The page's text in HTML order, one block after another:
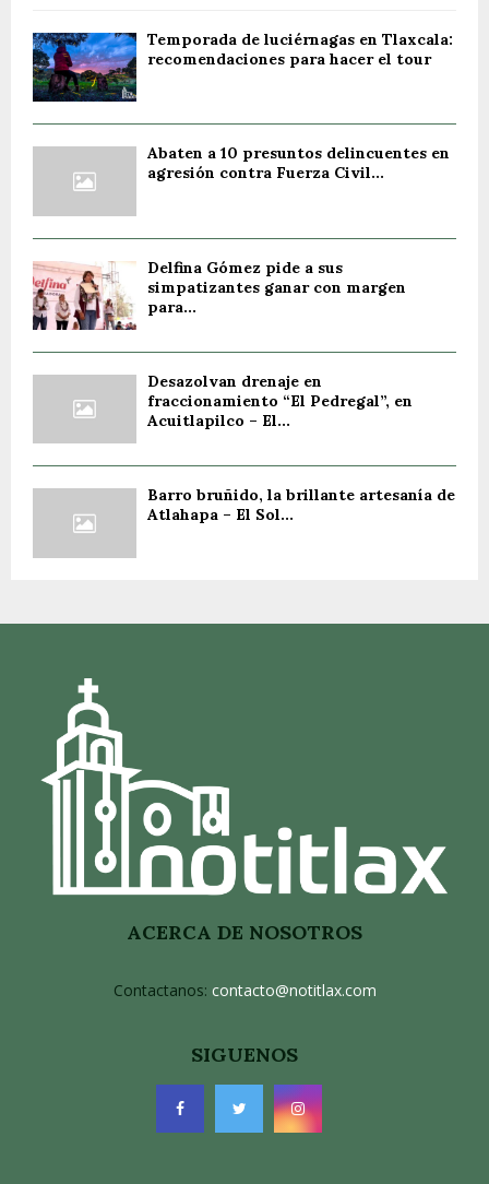
Temporada de luciérnagas en Tlaxcala:
recomendaciones para hacer el tour
Abaten a 10 presuntos delincuentes en
agresión contra Fuerza Civil...
Delfina Gómez pide a sus
simpatizantes ganar con margen
para...
Desazolvan drenaje en
fraccionamiento “El Pedregal”, en
Acuitlapilco – El...
Barro bruñido, la brillante artesanía de
Atlahapa – El Sol...
ACERCA DE NOSOTROS
Contactanos: contacto@notitlax.com
SIGUENOS